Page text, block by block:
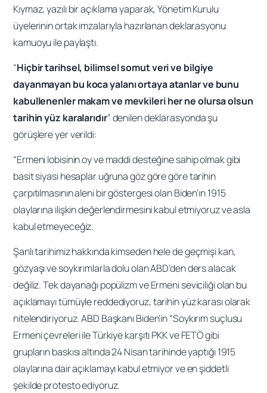
Kıymaz, yazılı bir açıklama yaparak, Yönetim Kurulu
üyelerinin ortak imzalarıyla hazırlanan deklarasyonu
kamuoyu ile paylaştı.
“Hiçbir tarihsel, bilimsel somut veri ve bilgiye
dayanmayan bu koca yalanı ortaya atanlar ve bunu
kabullenenler makam ve mevkileri her ne olursa olsun
tarihin yüz karalarıdır” denilen deklarasyonda şu
görüşlere yer verildi:
“Ermeni lobisinin oy ve maddi desteğine sahip olmak gibi
basit siyasi hesaplar uğruna göz göre göre tarihin
çarpıtılmasının aleni bir göstergesi olan Biden’ın 1915
olaylarına ilişkin değerlendirmesini kabul etmiyoruz ve asla
kabul etmeyeceğiz.
Şanlı tarihimiz hakkında kimseden hele de geçmişi kan,
gözyaşı ve soykırımlarla dolu olan ABD’den ders alacak
değiliz. Tek dayanağı popülizm ve Ermeni seviciliği olan bu
açıklamayı tümüyle reddediyoruz, tarihin yüz karası olarak
nitelendiriyoruz. ABD Başkanı Biden’in “Soykırım suçlusu
Ermeni çevreleri ile Türkiye karşıtı PKK ve FETÖ gibi
grupların baskısı altında 24 Nisan tarihinde yaptığı 1915
olaylarına dair açıklamayı kabul etmiyor ve en şiddetli
şekilde protesto ediyoruz.